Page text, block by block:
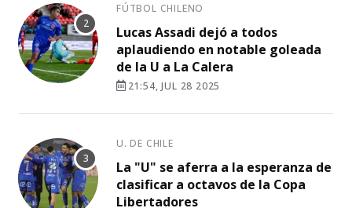
FÚTBOL CHILENO
Lucas Assadi dejó a todos
aplaudiendo en notable goleada
de la U a La Calera
21:54, JUL 28 2025
U. DE CHILE
La "U" se aferra a la esperanza de
clasificar a octavos de la Copa
Libertadores